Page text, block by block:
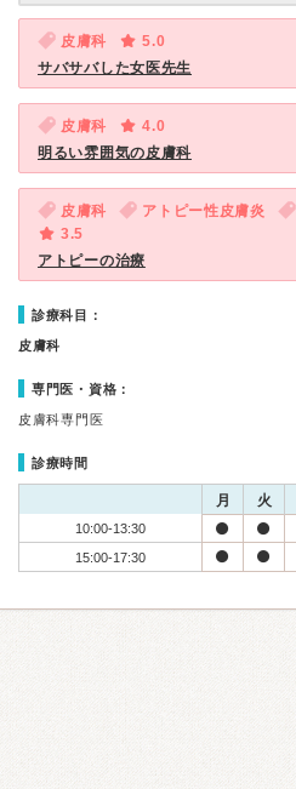
皮膚科
5.0
サバサバした女医先生
皮膚科
4.0
明るい雰囲気の皮膚科
皮膚科 アトピー性皮膚炎
3.5
アトピーの治療
診療科目：
皮膚科
専門医・資格：
皮膚科専門医
診療時間
月 火
10:00-13:30
15:00-17:30